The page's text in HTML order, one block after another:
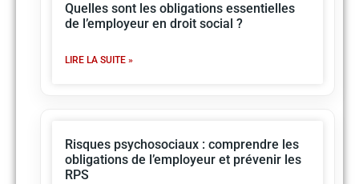
Quelles sont les obligations essentielles
de l’employeur en droit social ?
LIRE LA SUITE »
Risques psychosociaux : comprendre les
obligations de l’employeur et prévenir les
RPS